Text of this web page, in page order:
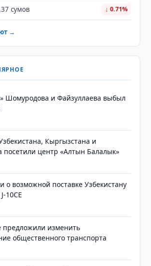
сумов ↓ 0.71%
→
Шомуродова и Файзуллаева выбыл
Кыргызстана и
посетили центр «Алтын Балалык»
возможной поставке Узбекистану
10CE
предложили изменить
общественного транспорта